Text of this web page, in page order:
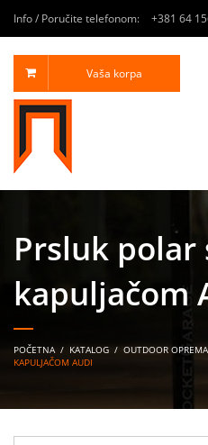
Info / Poručite telefonom: +381 64
Vaša korpa
Prsluk polar
kapuljačom
POČETNA / KATALOG / OUTDOOR OPREMA
KAPULJAČOM AUDI